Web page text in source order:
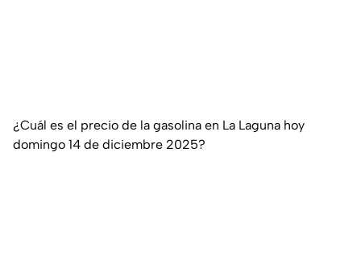
¿Cuál es el precio de la gasolina en La Laguna hoy
domingo 14 de diciembre 2025?